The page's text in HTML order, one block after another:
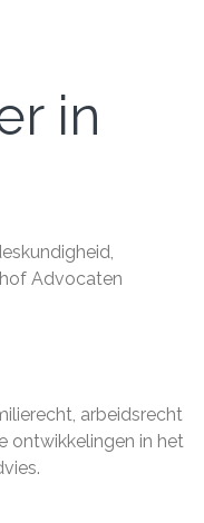
in
Advocaten
arbeidsrecht
ontwikkelingen in het